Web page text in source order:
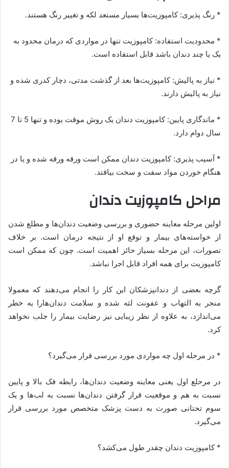
* رنگ پذیری: کامپوزیت‌ها بسیار مستعد لکه و تغییر رنگ هستند.
* محدودیت استفاده: کامپوزیت‌ تنها در مواردی که درمان محدود به
یک یا چند دندان باشد قابل استفاده است.
* نیاز به پالیش: کامپوزیت‌ها بعد از گذشت مدتی، دچار کدری شده و
نیاز به پالیش دارند.
* ماندگاری پایین: کامپوزیت دندان یک روش موقت بوده و تنها 5 تا 7
سال دوام دارد.
* آسیب پذیری: کامپوزیت دندان ممکن است ورقه ورقه شده و یا در
هنگام خوردن مواد سفت و سخت بیافتد.
مراحل کامپوزیت دندان
اولین مرحله معاینه حضوری و بررسی وضعیت دندان‌ها و مطلع شدن
از خواسته‌های بیمار و توقع او از نتیجه درمان است. بر خلاف
تصورات، این مرحله بسیاز حائز اهمیت است. چون که ممکن است
کامپوزیت برای همه افراد قابل اجرا نباشد.
گرچه بعضی از دندانپزشکان این کار را انجام می‌دهند که معمولا
منجر به التهاب و عفونت لثه شده و سلامت دندان‌هارا به خطر
می‌اندازد، به علاوه از نظر زیبایی نیز رضایت بیمار را جلب نخواهد
کرد.
* در مرحله اول چه مواردی مورد بررسی قرار می‌گیرد؟
در مرحلع اول یعنی معاینه وضعیت دندان‌ها، رابطه فک بالا و پایین
نسبت به هم و موقعیت قرار گرفتن دندان‌ها نسبت به لب‌ها و یک
سوم تحتانی صورت به دست پزشک متخصص مورد بررسی قرار
می‌گیرد.
* کامپوزیت دندان چقدر طول می‌کشد؟